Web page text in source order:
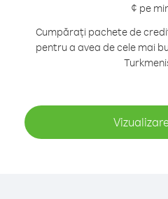
¢ pe
Cumpărați pachete de
pentru a avea de cele mai